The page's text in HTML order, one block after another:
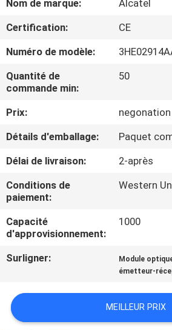
PROPOS
DE
NOUS
VISITE
DE
L'USINE
CONTRÔLE
DE
LA
QUALITÉ
NOUS
CONTACTER
Nom de marque:
Alcatel
Certification:
CE
Numéro de modèle:
Quantité de
commande min:
50
Prix:
negonation
Détails d'emballage:
Paquet
Délai de livraison:
2-après
Conditions de
paiement:
Western
Capacité
d'approvisionnement:
1000
Surligner: Module
émetteur-
MEILLEUR PRIX